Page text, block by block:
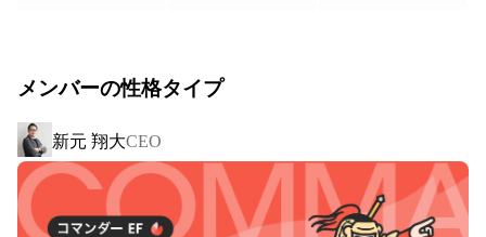
「Climbers Startup JAPAN EXPO 2023」ピッチコンテストに
て優勝を果たし、急速な勢いで業界内の注目を集めていま
す。
【コンペ受賞歴】
メンバーの性格タイプ
新元 翔大CEO